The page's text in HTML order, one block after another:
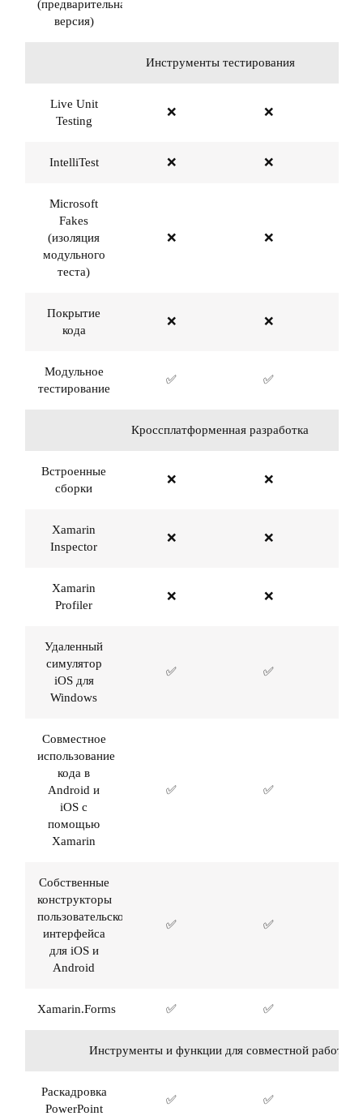
(предварительная
версия)
Инструменты тестирования
Live Unit
Testing
❌ ❌
IntelliTest ❌ ❌
Microsoft
Fakes
(изоляция
модульного
теста)
❌ ❌
Покрытие
кода
❌ ❌
Модульное
тестирование
✅ ✅
Кроссплатформенная разработка
Встроенные
сборки
❌ ❌
Xamarin
Inspector
❌ ❌
Xamarin
Profiler
❌ ❌
Удаленный
симулятор
iOS для
Windows
✅ ✅
Совместное
использование
кода в
Android и
iOS с
помощью
Xamarin
✅ ✅
Собственные
конструкторы
пользовательского
интерфейса
для iOS и
Android
✅ ✅
Xamarin.Forms ✅ ✅
Инструменты и функции для совместной работы
Раскадровка
PowerPoint
✅ ✅